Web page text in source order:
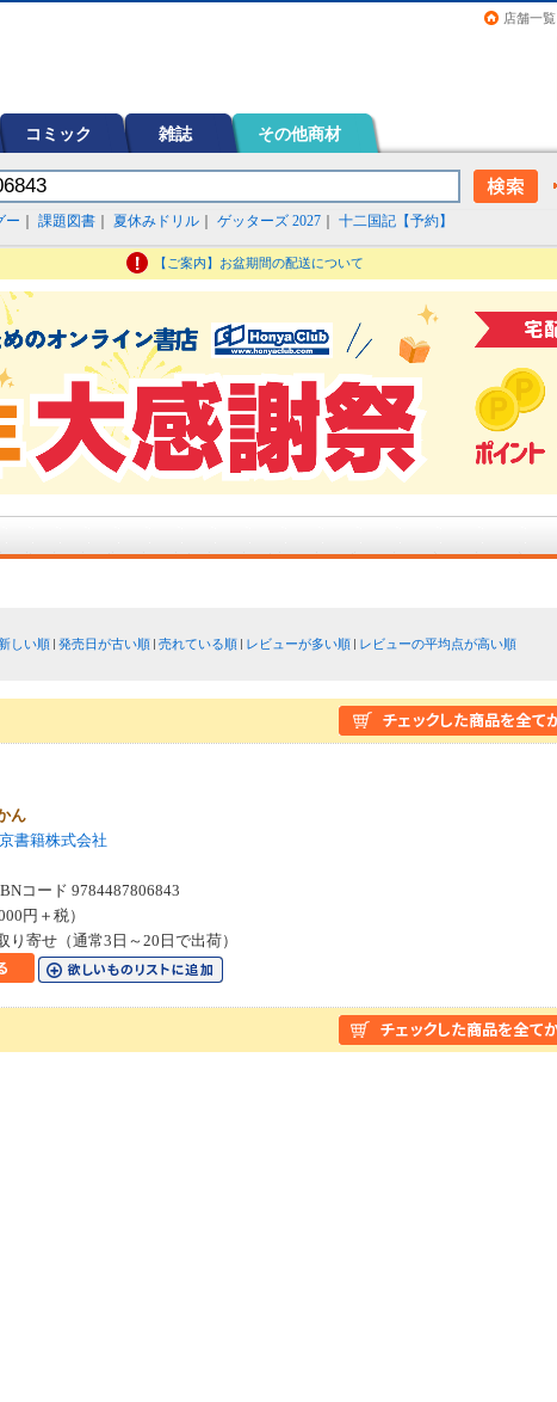
店舗一覧
コミック 雑誌 その他商材
ー 課題図書 夏休みドリル ゲッターズ 2027 十二国記【予約】
【ご案内】お盆期間の配送について
しい順 発売日が古い順 売れている順 レビューが多い順
レビューの平均点が高い順
ん
書籍株式会社
コード 9784487806843
円＋税）
寄せ（通常3日～20日で出荷）